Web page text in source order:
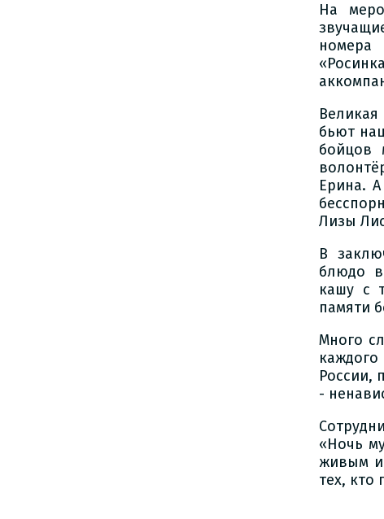
На
номера
бьют
бойцов
Ерина.
Лизы
В
блюдо
кашу с
памяти
Много
России,
-
«Ночь
живым и
тех, кто